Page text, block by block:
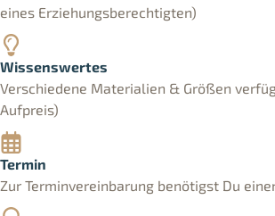
eines Erziehungsberechtigten)
Wissenswertes
Verschiedene Materialien & Größen
Aufpreis)
Termin
Zur Terminvereinbarung benötigst Du